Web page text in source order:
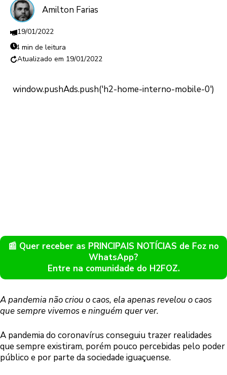
Amilton Farias
19/01/2022
4 min de leitura
19/01/2022
📰 Quer receber as PRINCIPAIS NOTÍCIAS de Foz no
WhatsApp?
Entre na comunidade do H2FOZ.
A pandemia não criou o caos, ela apenas revelou o caos
que sempre vivemos e ninguém quer ver.
A pandemia do coronavírus conseguiu trazer realidades
que sempre existiram, porém pouco percebidas pelo poder
público e por parte da sociedade iguaçuense.